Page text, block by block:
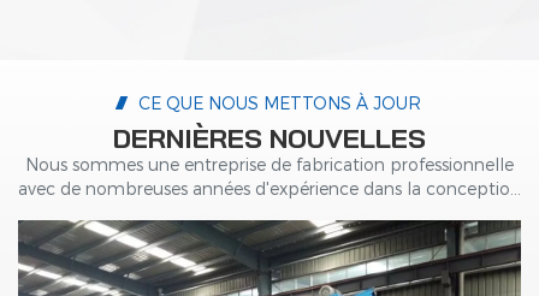
CE QUE NOUS METTONS À JOUR
DERNIÈRES NOUVELLES
Nous sommes une entreprise de fabrication professionnelle
avec de nombreuses années d'expérience dans la conception